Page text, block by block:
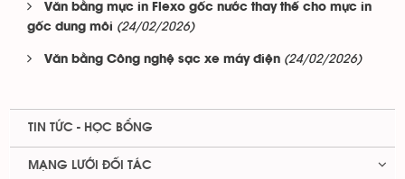
Văn bằng mực in Flexo gốc nước thay thế cho mực in
gốc dung môi (24/02/2026)
Văn bằng Công nghệ sạc xe máy điện (24/02/2026)
TIN TỨC - HỌC BỔNG
MẠNG LƯỚI ĐỐI TÁC